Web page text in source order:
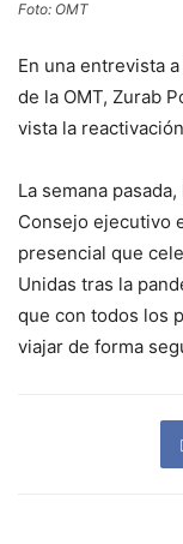
Foto: OMT
En una entrevista
de la OMT, Zurab
vista la
La semana
Consejo ejecutivo
presencial que
Unidas tras la
que con todos los
viajar de forma